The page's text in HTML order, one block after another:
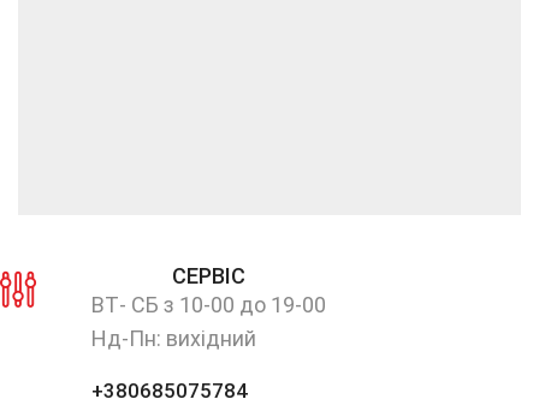
СЕРВІС
ВТ- СБ з 10-00 до 19-00
Нд-Пн: вихідний
+380685075784